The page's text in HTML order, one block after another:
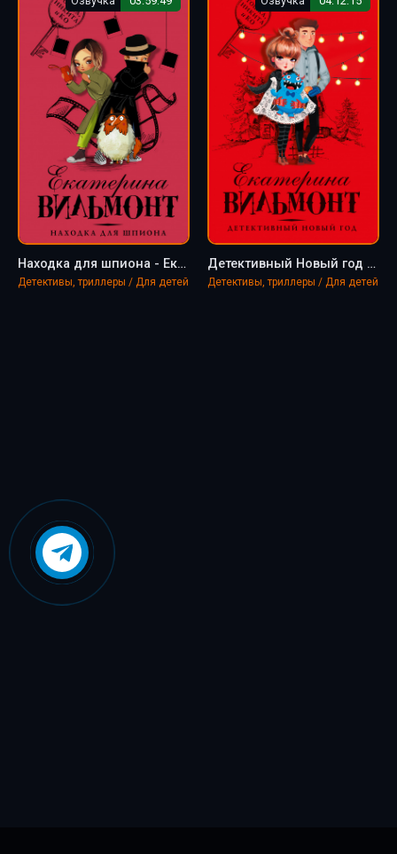
Находка для шпиона - Екатерина Вильмонт
Детективы, триллеры / Для детей
Детективный Новый год - Екатерина Вильмонт
Детективы, триллеры / Для детей